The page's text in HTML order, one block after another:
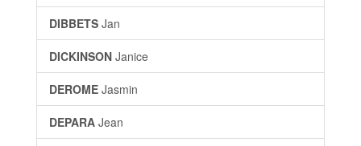
DIBBETS Jan
DICKINSON Janice
DEROME Jasmin
DEPARA Jean